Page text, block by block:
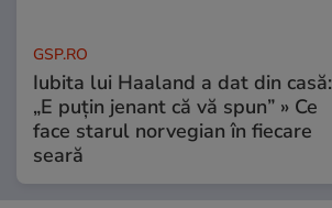
GSP.RO
Iubita lui Haaland a dat din casă:
„E puțin jenant că vă spun” » Ce
face starul norvegian în fiecare
seară